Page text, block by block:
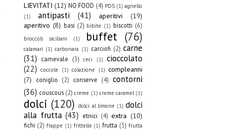
LIEVITATI (12) NO FOOD (4) PDS (1) agnello
(1)
antipasti (41) aperitivi
(19)
aperitivo (8) basi (2) bibite (1) biscotti (6)
broccoli siciliani (1) buffet (76)
calamari (1) carbonara (1) carciofi (2) carne
(31)
carnevale (3) ceci (1) cioccolato
(22)
coccole (1) colazione (1) compleanni
(7)
coniglio (2) conserve (4) contorni
(36) couscous (2) creme (1) creme caramel (1)
dolci (120) dolci al limone (1) dolci
alla frutta (43) etnici (4) extra (10)
fichi (2) frappe (1) frittelle (1) frutta (3) frutta